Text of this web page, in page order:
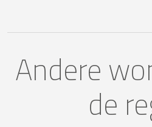
Andere
de